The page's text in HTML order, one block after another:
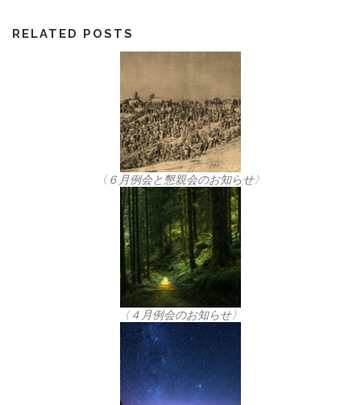
RELATED POSTS
〈６月例会と懇親会のお知らせ〉
〈４月例会のお知らせ〉